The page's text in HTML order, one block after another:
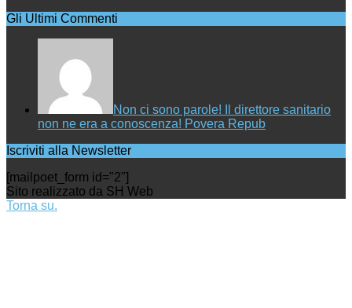
Gli Ultimi Commenti
Non ci sono parole! Il direttore sanitario
non ne era a conoscenza! Povera Repub
Iscriviti alla Newsletter
[mailpoet_form id="2"]
Sito realizzato da SH Web
Torna su.